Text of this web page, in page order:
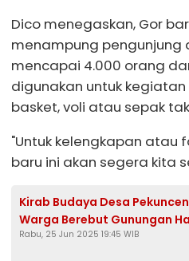
Dico menegaskan, Gor
menampung pengunjung
mencapai 4.000 orang
digunakan untuk
basket, voli atau sepak
"Untuk kelengkapan atau
baru ini akan segera kita
Kirab Budaya Desa
Warga Berebut Gunungan
Keberkahan
Rabu, 25 Jun 2025 19:45 WIB